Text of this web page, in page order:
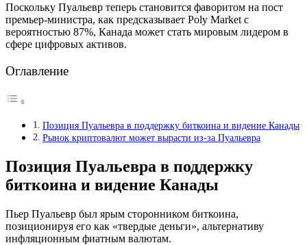
Поскольку Пуальевр теперь становится фаворитом на пост
премьер-министра, как предсказывает Poly Market с
вероятностью 87%, Канада может стать мировым лидером в
сфере цифровых активов.
Оглавление
Позиция Пуальевра в поддержку биткоина и видение Канады
Рынок криптовалют может вырасти из-за Пуальевра
Позиция Пуальевра в поддержку
биткоина и видение Канады
Пьер Пуальевр был ярым сторонником биткоина,
позиционируя его как «твердые деньги», альтернативу
инфляционным фиатным валютам.